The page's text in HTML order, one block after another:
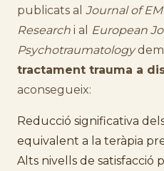
publicats al Journal of
Research i al
European
Psychotraumatology
tractament trauma a
aconsegueix:
Reducció significativa
equivalent a la teràpia
Alts nivells de satisfacció